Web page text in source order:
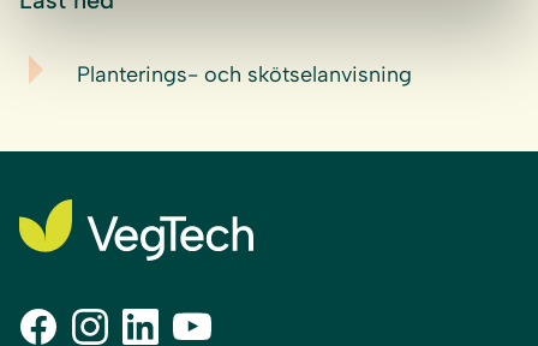
Planterings- och skötselanvisning